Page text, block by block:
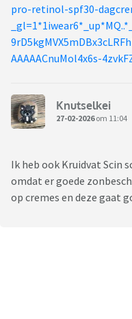
pro-retinol-spf30-
AAAAACnuMol4x6s-
Knutselkei
27-02-2026om 11:04
Ik heb ook Kruidvat Scin
omdat er goede
op cremes en deze gaat